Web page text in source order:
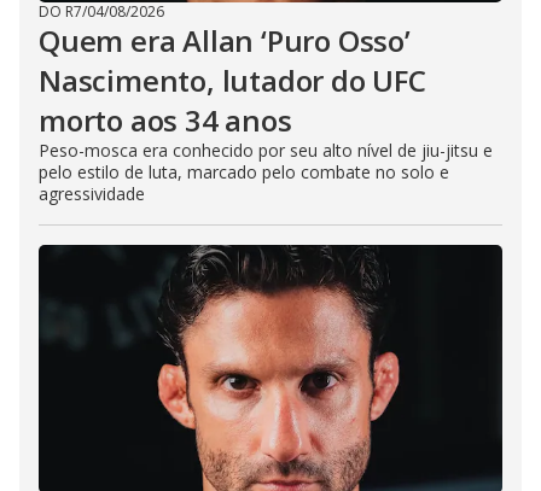
DO R7/04/08/2026
Quem era Allan ‘Puro Osso’
Nascimento, lutador do UFC
morto aos 34 anos
Peso-mosca era conhecido por seu alto nível de jiu-jitsu e
pelo estilo de luta, marcado pelo combate no solo e
agressividade